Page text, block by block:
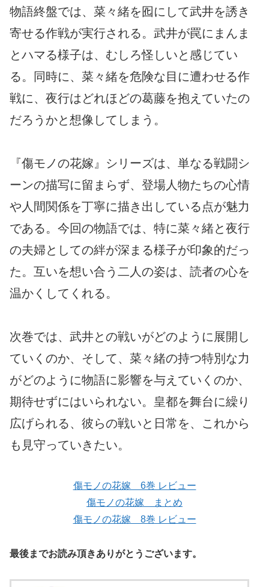
物語終盤では、菜々緒を囮にして武井を誘き
寄せる作戦が実行される。武井が罠にまんま
とハマる様子は、むしろ怪しいと感じてい
る。同時に、菜々緒を危険な目に遭わせる作
戦に、夜行はどれほどの葛藤を抱えていたの
だろうかと想像してしまう。
『傷モノの花嫁』シリーズは、単なる戦闘シ
ーンの描写に留まらず、登場人物たちの心情
や人間関係を丁寧に描き出している点が魅力
である。今回の物語では、特に菜々緒と夜行
の夫婦としての絆が深まる様子が印象的だっ
た。互いを想い合う二人の姿は、読者の心を
温かくしてくれる。
次巻では、武井との戦いがどのように展開し
ていくのか、そして、菜々緒の持つ特別な力
がどのように物語に影響を与えていくのか、
期待せずにはいられない。皇都を舞台に繰り
広げられる、彼らの戦いと日常を、これから
も見守っていきたい。
傷モノの花嫁 6巻 レビュー
傷モノの花嫁 まとめ
傷モノの花嫁 8巻 レビュー
最後までお読み頂きありがとうございます。